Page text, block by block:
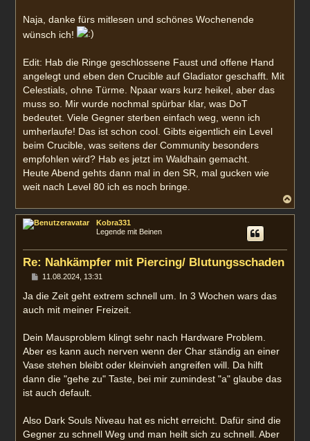
Naja, danke fürs mitlesen und schönes Wochenende
wünsch ich!
Edit: Hab die Ringe geschlossene Faust und offene Hand
angelegt und eben den Crucible auf Gladiator geschafft. Mit
Celestials, ohne Türme. Npaar wars kurz heikel, aber das
muss so. Mir wurde nochmal spürbar klar, was DoT
bedeutet. Viele Gegner sterben einfach weg, wenn ich
umherlaufe! Das ist schon cool. Gibts eigentlich ein Level
beim Crucible, was seitens der Community besonders
empfohlen wird? Hab es jetzt im Waldhain gemacht.
Heute Abend gehts dann mal in den SR, mal gucken wie
weit nach Level 80 ich es noch bringe.
a
c
Kobra331
Legende mit Beinen
Re: Nahkämpfer mit Piercing/ Blutungsschaden
B
i
r
11.08.2024, 13:31
Ja die Zeit geht extrem schnell um. In 3 Wochen wars das
auch mit meiner Freizeit.
Dein Mausproblem klingt sehr nach Hardware Problem.
Aber es kann auch nerven wenn der Char ständig an einer
Vase stehen bleibt oder kleinvieh angreifen will. Da hilft
dann die "gehe zu" Taste, bei mir zumindest "a" glaube das
ist auch default.
Also Dark Souls Niveau hat es nicht erreicht. Dafür sind die
Gegner zu schnell Weg und man heilt sich zu schnell. Aber